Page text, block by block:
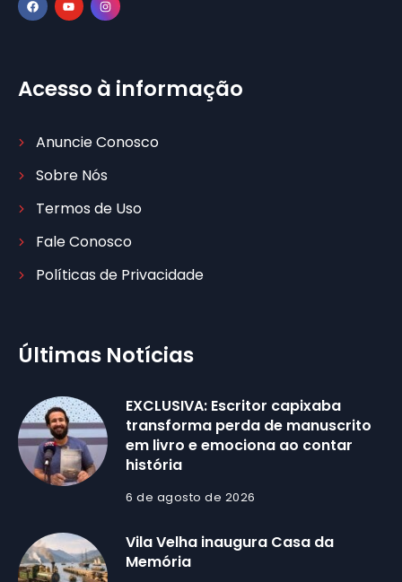
Acesso à informação
Anuncie Conosco
Sobre Nós
Termos de Uso
Fale Conosco
Políticas de Privacidade
Últimas Notícias
EXCLUSIVA: Escritor capixaba
transforma perda de manuscrito
em livro e emociona ao contar
história
6 de agosto de 2026
Vila Velha inaugura Casa da
Memória